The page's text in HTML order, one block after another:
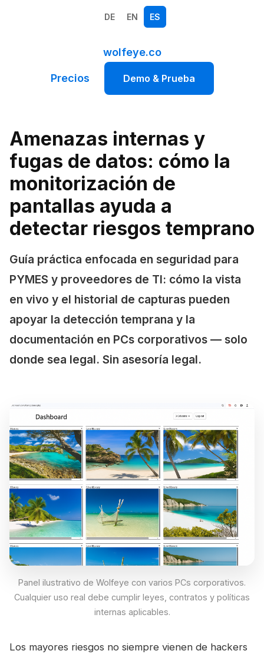
DE EN ES
wolfeye.co
Precios Demo & Prueba
Amenazas internas y
fugas de datos: cómo la
monitorización de
pantallas ayuda a
detectar riesgos temprano
Guía práctica enfocada en seguridad para
PYMES y proveedores de TI: cómo la vista
en vivo y el historial de capturas pueden
apoyar la detección temprana y la
documentación en PCs corporativos — solo
donde sea legal. Sin asesoría legal.
Panel ilustrativo de Wolfeye con varios PCs corporativos.
Cualquier uso real debe cumplir leyes, contratos y políticas
internas aplicables.
Los mayores riesgos no siempre vienen de hackers